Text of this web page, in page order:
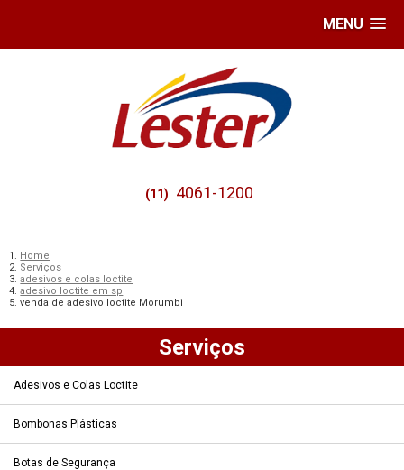
MENU
(11) 4061-1200
Home
Serviços
adesivos e colas loctite
adesivo loctite em sp
venda de adesivo loctite Morumbi
Serviços
Adesivos e Colas Loctite
Bombonas Plásticas
Botas de Segurança